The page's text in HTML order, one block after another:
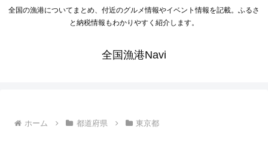
全国の漁港についてまとめ、付近のグルメ情報やイベント情報を記載。ふるさ
と納税情報もわかりやすく紹介します。
全国漁港Navi
ホーム 都道府県 東京都